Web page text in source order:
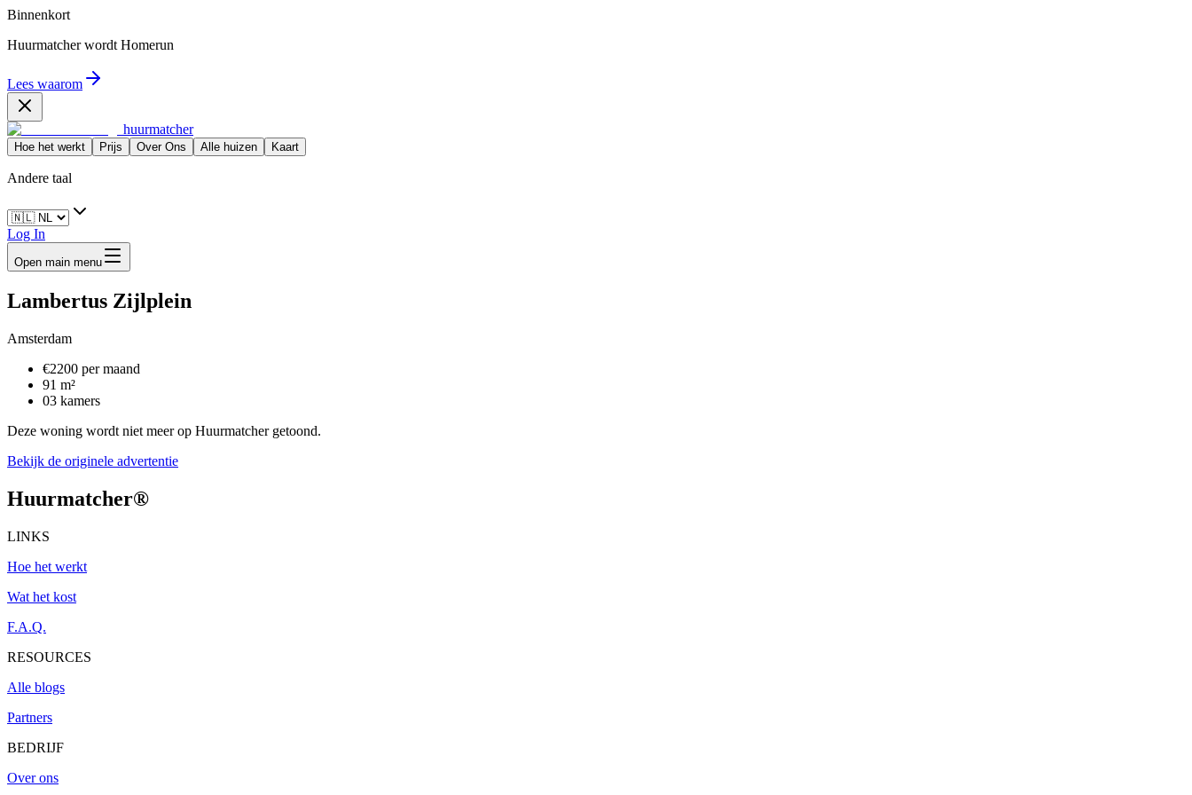
Binnenkort
Huurmatcher wordt Homerun
Lees waarom
huurmatcher
Hoe het werkt Prijs Over Ons Alle huizen Kaart
Andere taal
Log In
Open main menu
Lambertus Zijlplein
Amsterdam
€2200 per maand
91 m²
03 kamers
Deze woning wordt niet meer op Huurmatcher getoond.
Bekijk de originele advertentie
Huurmatcher®
LINKS
Hoe het werkt
Wat het kost
F.A.Q.
RESOURCES
Alle blogs
Partners
BEDRIJF
Over ons